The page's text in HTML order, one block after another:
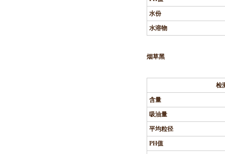
水份
水溶物
烟草黑
检
含量
吸油量
平均粒径
PH值